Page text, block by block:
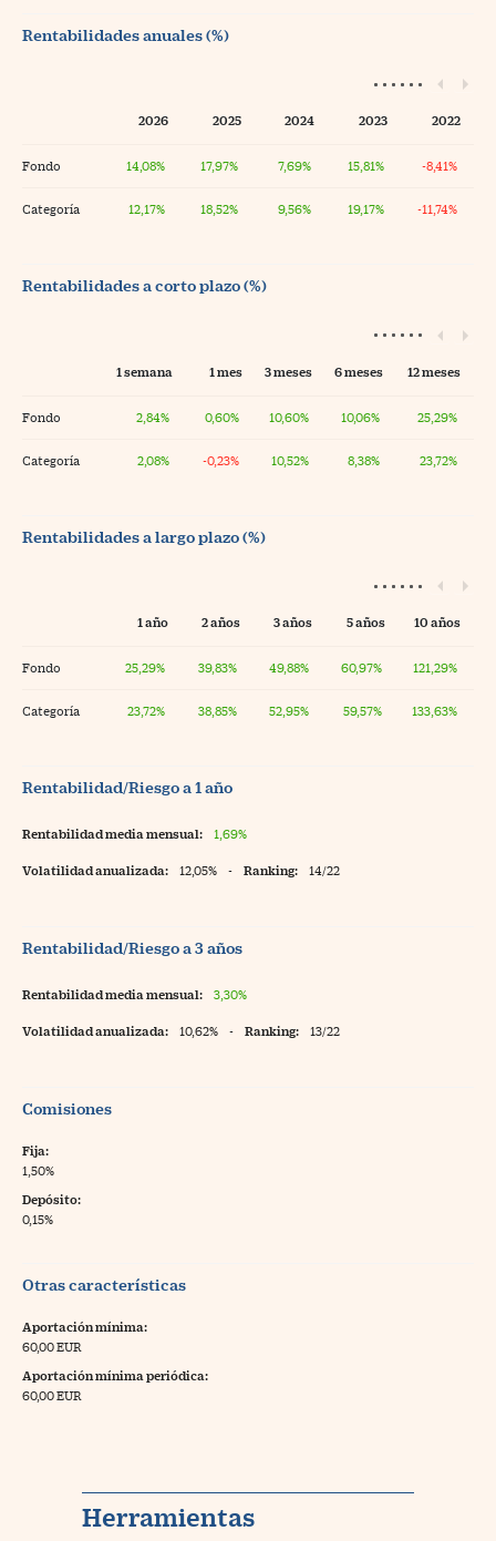
Rentabilidades anuales (%)
2026 2025 2024 2023 2022
Fondo 14,08% 17,97% 7,69% 15,81% -8,41%
Categoría 12,17% 18,52% 9,56% 19,17% -11,74%
Rentabilidades a corto plazo (%)
1 semana 1 mes 3 meses 6 meses 12 meses
Fondo 2,84% 0,60% 10,60% 10,06% 25,29%
Categoría 2,08% -0,23% 10,52% 8,38% 23,72%
Rentabilidades a largo plazo (%)
1 año 2 años 3 años 5 años 10 años
Fondo 25,29% 39,83% 49,88% 60,97% 121,29%
Categoría 23,72% 38,85% 52,95% 59,57% 133,63%
Rentabilidad/Riesgo a 1 año
Rentabilidad media mensual: 1,69%
Volatilidad anualizada: 12,05% - Ranking: 14/22
Rentabilidad/Riesgo a 3 años
Rentabilidad media mensual: 3,30%
Volatilidad anualizada: 10,62% - Ranking: 13/22
Comisiones
Fija:
1,50%
Depósito:
0,15%
Otras características
Aportación mínima:
60,00 EUR
Aportación mínima periódica:
60,00 EUR
Herramientas